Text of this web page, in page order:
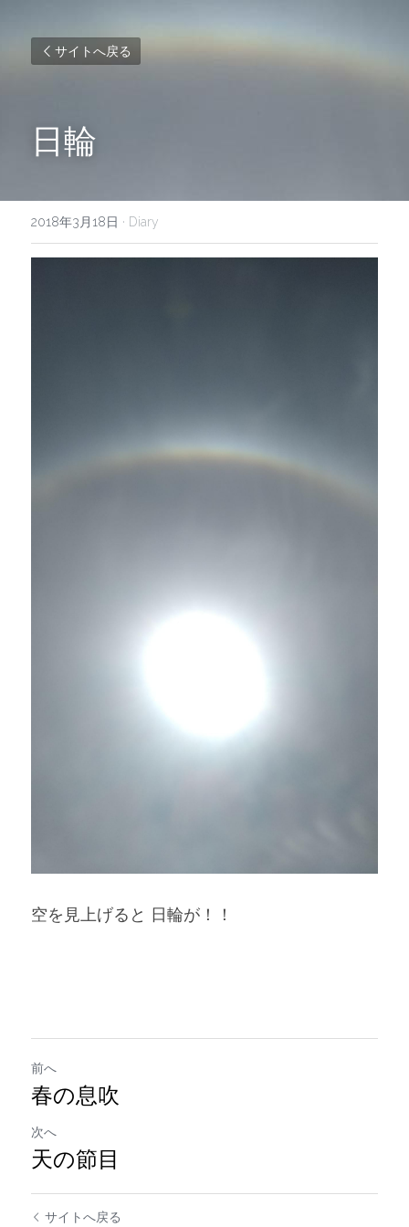
サイトへ戻る
日輪
2018年3月18日 · Diary
空を見上げると 日輪が！！
前へ
春の息吹
次へ
天の節目
サイトへ戻る